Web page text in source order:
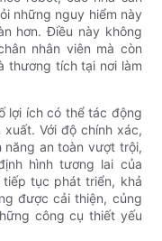
những nguy hiểm này
hơn. Điều này không
nhân viên mà còn
thương tích tại nơi làm
lợi ích có thể tác động
Với độ chính xác,
năng an toàn vượt trội,
hình tương lai của
tiếp tục phát triển, khả
được cải thiện, củng
công cụ thiết yếu